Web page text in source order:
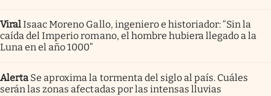
ViralIsaac Moreno Gallo, ingeniero e historiador: “Sin la
caída del Imperio romano, el hombre hubiera llegado a la
Luna en el año 1000”
Alerta Se aproxima la tormenta del siglo al país. Cuáles
serán las zonas afectadas por las intensas lluvias